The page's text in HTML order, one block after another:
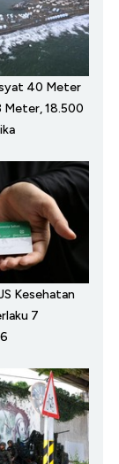
40 Meter
Meter, 18.500
Kesehatan
7